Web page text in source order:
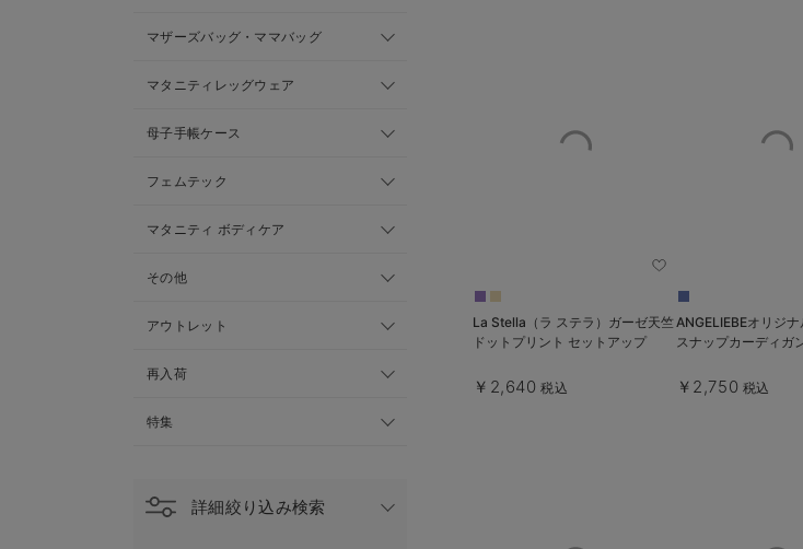
マザーズバッグ・ママバッグ
マタニティレッグウェア
母子手帳ケース
フェムテック
マタニティ ボディケア
その他
アウトレット
再入荷
特集
詳細絞り込み検索
La Stella（ラ ステラ）ガーゼ天竺
ドットプリント セットアップ
￥2,640 税込
ANGELIEBEオリジ
スナップカーディガ
￥2,750 税込